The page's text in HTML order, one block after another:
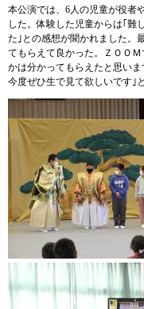
本公演では、6人の児童が役者
した。体験した児童からは｢難
た｣との感想が聞かれました。
てもらえて良かった。ＺＯＯ
かは分かってもらえたと思い
今度ぜひ生で見て欲しいです｣